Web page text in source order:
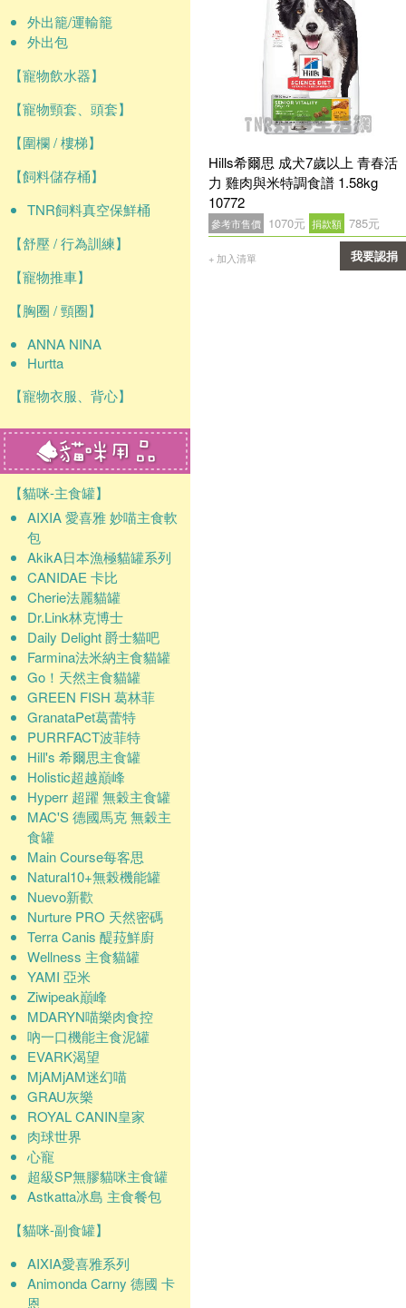
外出籠/運輸籠
外出包
【寵物飲水器】
【寵物頸套、頭套】
【圍欄 / 樓梯】
【飼料儲存桶】
TNR飼料真空保鮮桶
【舒壓 / 行為訓練】
【寵物推車】
【胸圈 / 頸圈】
ANNA NINA
Hurtta
【寵物衣服、背心】
【貓咪-主食罐】
AIXIA 愛喜雅 妙喵主食軟
包
AkikA日本漁極貓罐系列
CANIDAE 卡比
Cherie法麗貓罐
Dr.Link林克博士
Daily Delight 爵士貓吧
Farmina法米納主食貓罐
Go！天然主食貓罐
GREEN FISH 葛林菲
GranataPet葛蕾特
PURRFACT波菲特
Hill's 希爾思主食罐
Holistic超越巔峰
Hyperr 超躍 無穀主食罐
MAC'S 德國馬克 無穀主
食罐
Main Course每客思
Natural10+無榖機能罐
Nuevo新歡
Nurture PRO 天然密碼
Terra Canis 醍菈鮮廚
Wellness 主食貓罐
YAMI 亞米
Ziwipeak巔峰
MDARYN喵樂肉食控
吶一口機能主食泥罐
EVARK渴望
MjAMjAM迷幻喵
GRAU灰樂
ROYAL CANIN皇家
肉球世界
心寵
超級SP無膠貓咪主食罐
Astkatta冰島 主食餐包
【貓咪-副食罐】
AIXIA愛喜雅系列
Animonda Carny 德國 卡
恩
Hills希爾思 成犬7歲以上 青春活
力 雞肉與米特調食譜 1.58kg
10772
參考市售價 1070元 捐款額 785元
+ 加入清單 我要認捐